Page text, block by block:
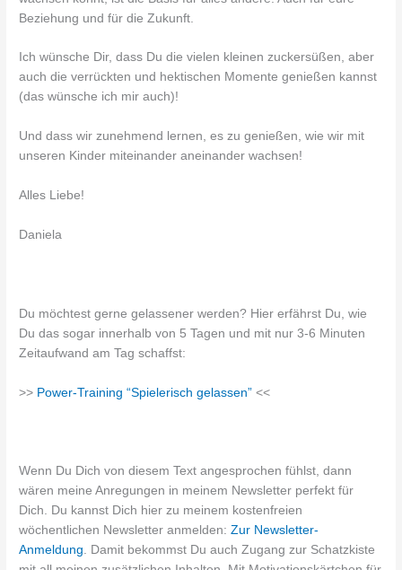
Beziehung und für die Zukunft.
Ich wünsche Dir, dass Du die vielen kleinen zuckersüßen, aber
auch die verrückten und hektischen Momente genießen kannst
(das wünsche ich mir auch)!
Und dass wir zunehmend lernen, es zu genießen, wie wir mit
unseren Kinder miteinander aneinander wachsen!
Alles Liebe!
Daniela
Du möchtest gerne gelassener werden? Hier erfährst Du, wie
Du das sogar innerhalb von 5 Tagen und mit nur 3-6 Minuten
Zeitaufwand am Tag schaffst:
>> Power-Training “Spielerisch gelassen” <<
Wenn Du Dich von diesem Text angesprochen fühlst, dann
wären meine Anregungen in meinem Newsletter perfekt für
Dich. Du kannst Dich hier zu meinem kostenfreien
wöchentlichen Newsletter anmelden:Zur Newsletter-
Anmeldung. Damit bekommst Du auch Zugang zur Schatzkiste